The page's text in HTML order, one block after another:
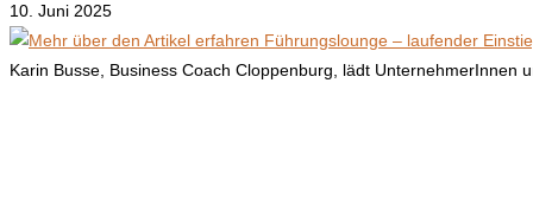
10. Juni 2025
Karin Busse, Business Coach Cloppenburg, lädt UnternehmerInnen